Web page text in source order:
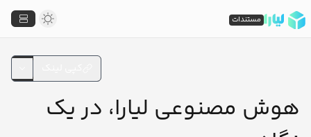
هوش مصنوعی لیارا، در یک
مستندات